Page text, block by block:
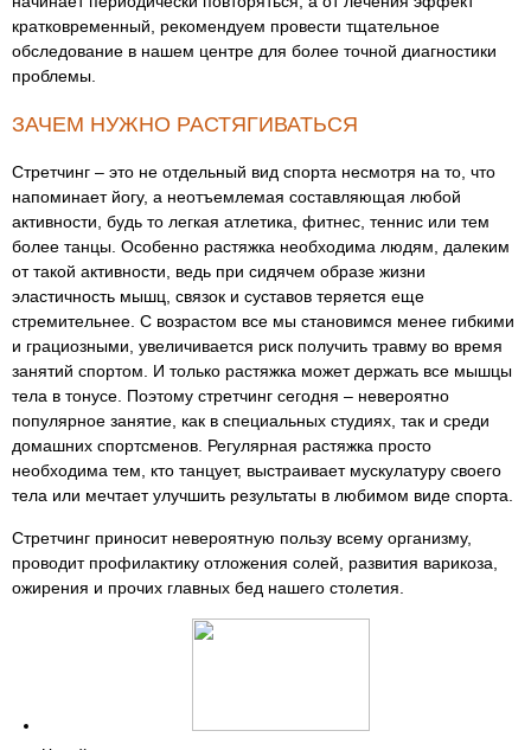
кратковременный, рекомендуем провести тщательное
обследование в нашем центре для более точной диагностики
проблемы.
ЗАЧЕМ НУЖНО РАСТЯГИВАТЬСЯ
Стретчинг – это не отдельный вид спорта несмотря на то, что
напоминает йогу, а неотъемлемая составляющая любой
активности, будь то легкая атлетика, фитнес, теннис или тем
более танцы. Особенно растяжка необходима людям, далеким
от такой активности, ведь при сидячем образе жизни
эластичность мышц, связок и суставов теряется еще
стремительнее. С возрастом все мы становимся менее гибкими
и грациозными, увеличивается риск получить травму во время
занятий спортом. И только растяжка может держать все мышцы
тела в тонусе. Поэтому стретчинг сегодня – невероятно
популярное занятие, как в специальных студиях, так и среди
домашних спортсменов. Регулярная растяжка просто
необходима тем, кто танцует, выстраивает мускулатуру своего
тела или мечтает улучшить результаты в любимом виде спорта.
Стретчинг приносит невероятную пользу всему организму,
проводит профилактику отложения солей, развития варикоза,
ожирения и прочих главных бед нашего столетия.